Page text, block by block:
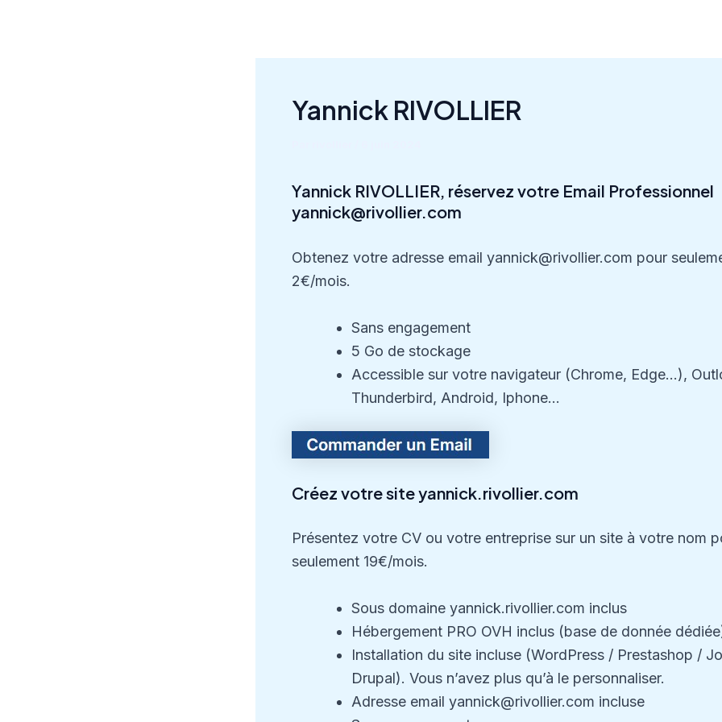
Yannick RIVOLLIER
Yannick RIVOLLIER, réservez votre Email Professionnel
yannick@rivollier.com
Obtenez votre adresse email yannick@rivollier.com pour
2€/mois.
Sans engagement
5 Go de stockage
Accessible sur votre navigateur (Chrome, Edge…),
Thunderbird, Android, Iphone…
Créez votre site yannick.rivollier.com
Présentez votre CV ou votre entreprise sur un site à votre nom
seulement 19€/mois.
Sous domaine yannick.rivollier.com inclus
Hébergement PRO OVH inclus (base de donnée
Installation du site incluse (WordPress / Prestashop /
Drupal). Vous n’avez plus qu’à le personnaliser.
Adresse email yannick@rivollier.com incluse